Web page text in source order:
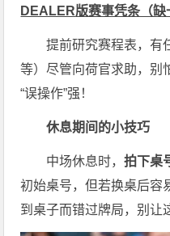
DEALER版赛事凭条（缺
提前研究赛程表，有
等）尽管向荷官求助，别
“误操作”强！
休息期间的小技巧
中场休息时，拍下桌
初始桌号，但若换桌后容
到桌子而错过牌局，别让